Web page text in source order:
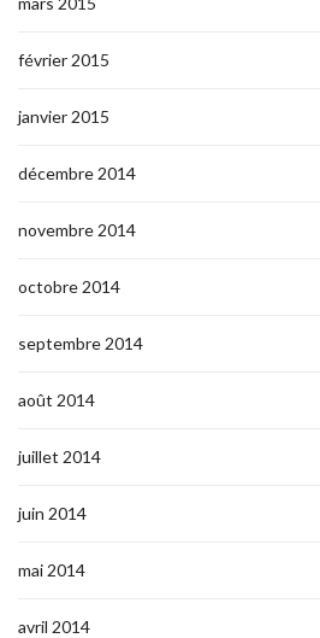
février 2015
janvier 2015
décembre 2014
novembre 2014
octobre 2014
septembre 2014
août 2014
juillet 2014
juin 2014
mai 2014
avril 2014